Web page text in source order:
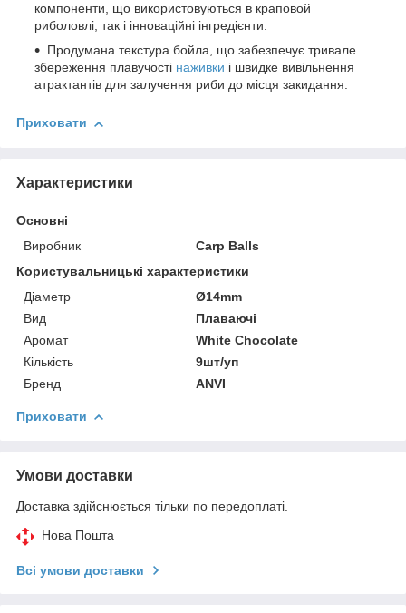
компоненти, що використовуються в краповой
риболовлі, так і інноваційні інгредієнти.
Продумана текстура бойла, що забезпечує тривале
збереження плавучості наживки і швидке вивільнення
атрактантів для залучення риби до місця закидання.
Приховати
Характеристики
Основні
Виробник
Carp Balls
Користувальницькі характеристики
Діаметр
Ø14mm
Вид
Плаваючі
Аромат
White Chocolate
Кількість
9шт/уп
Бренд
ANVI
Приховати
Умови доставки
Доставка здійснюється тільки по передоплаті.
Нова Пошта
Всі умови доставки